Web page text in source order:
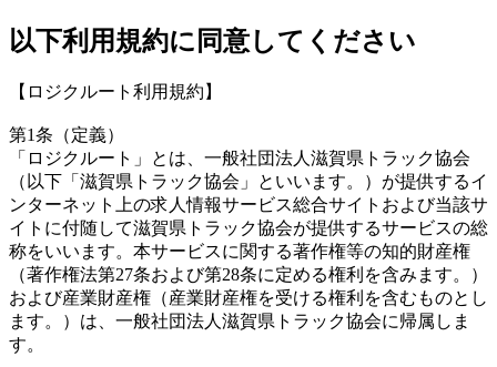
以下利用規約に同意してください
【ロジクルート利用規約】
第1条（定義）
「ロジクルート」とは、一般社団法人滋賀県トラック協会
（以下「滋賀県トラック協会」といいます。）が提供するイ
ンターネット上の求人情報サービス総合サイトおよび当該サ
イトに付随して滋賀県トラック協会が提供するサービスの総
称をいいます。本サービスに関する著作権等の知的財産権
（著作権法第27条および第28条に定める権利を含みます。）
および産業財産権（産業財産権を受ける権利を含むものとし
ます。）は、一般社団法人滋賀県トラック協会に帰属しま
す。